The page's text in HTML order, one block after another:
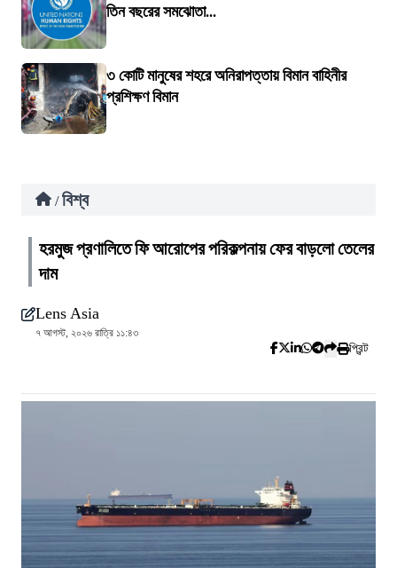
তিন বছরের সমঝোতা...
৩ কোটি মানুষের শহরে অনিরাপত্তায় বিমান বাহিনীর
প্রশিক্ষণ বিমান
/ বিশ্ব
হরমুজ প্রণালিতে ফি আরোপের পরিকল্পনায় ফের বাড়লো তেলের
দাম
Lens Asia
৭ আগস্ট, ২০২৬ রাত্রি ১১:৪৩
প্রিন্ট